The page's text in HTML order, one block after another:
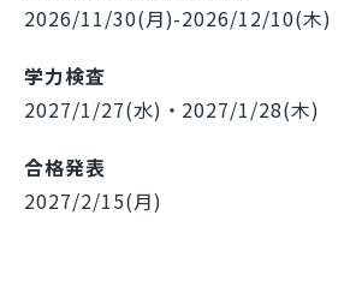
2026/11/30(月)-2026/12/10(木)
学力検査
2027/1/27(水)・2027/1/28(木)
合格発表
2027/2/15(月)